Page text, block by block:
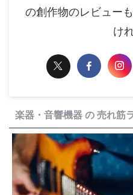
の創作物のレビュー
け
楽器・音響機器 の 売れ筋